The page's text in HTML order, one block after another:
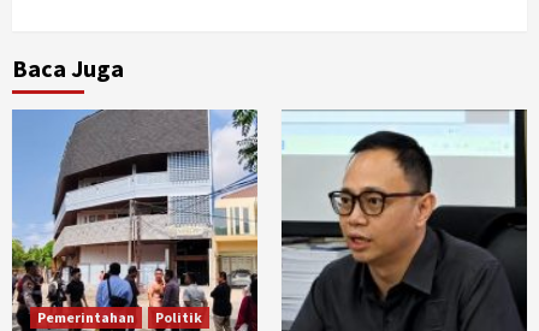
Baca Juga
Pemerintahan
Politik